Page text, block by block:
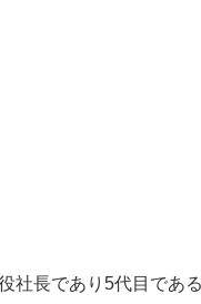
社長であり5代目である